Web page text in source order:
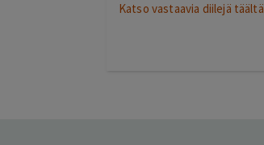
Katso vastaavia diilejä täältä